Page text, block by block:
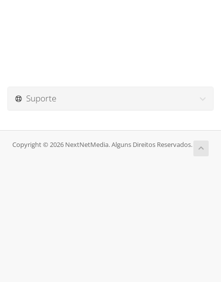
Suporte
Copyright © 2026 NextNetMedia. Alguns Direitos Reservados.